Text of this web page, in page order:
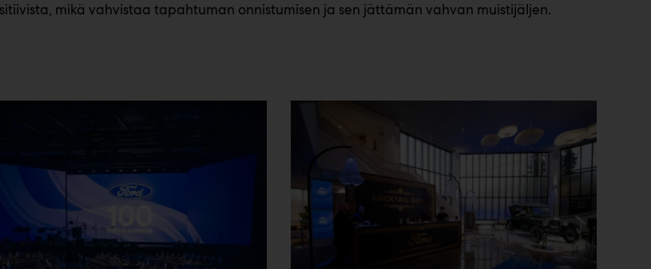
mikä vahvistaa tapahtuman onnistumisen ja sen jättämän vahvan muistijäljen.